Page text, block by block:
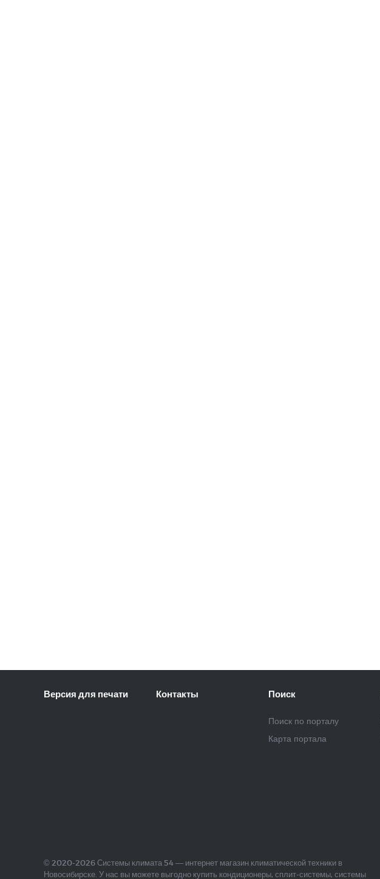
Версия для печати Контакты Поиск
Поиск по порталу
Карта портала
© 2020-2026 Системы климата 54 — интернет магазин климатической техники в
Новосибирске. У нас вы можете выгодно купить кондиционеры, сплит-системы, системы